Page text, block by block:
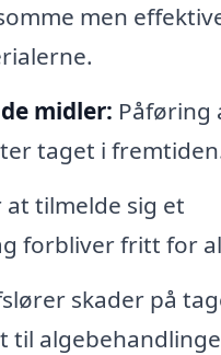
men
midler: Påføring
taget i
tilmelde sig et
forbliver fritt for
skader på
til